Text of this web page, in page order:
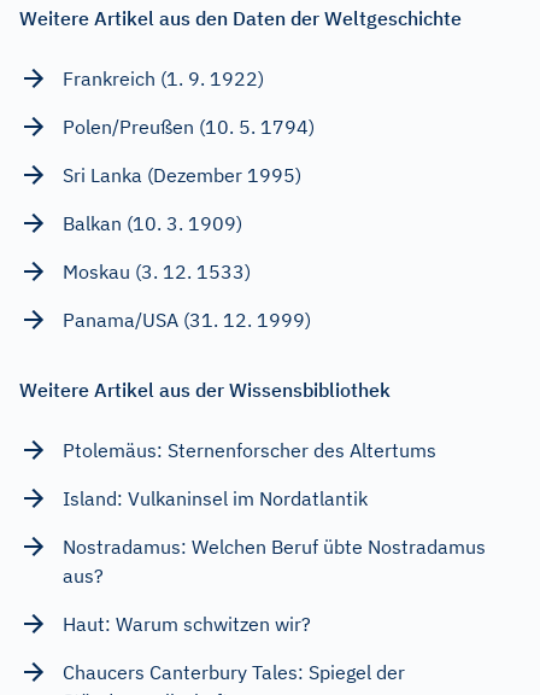
Weitere Artikel aus den Daten der Weltgeschichte
Frankreich (1. 9. 1922)
Polen/Preußen (10. 5. 1794)
Sri Lanka (Dezember 1995)
Balkan (10. 3. 1909)
Moskau (3. 12. 1533)
Panama/USA (31. 12. 1999)
Weitere Artikel aus der Wissensbibliothek
Ptolemäus: Sternenforscher des Altertums
Island: Vulkaninsel im Nordatlantik
Nostradamus: Welchen Beruf übte Nostradamus
aus?
Haut: Warum schwitzen wir?
Chaucers Canterbury Tales: Spiegel der